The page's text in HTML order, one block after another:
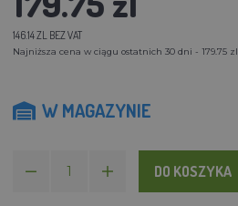
146.14 ZL BEZ VAT
Najniższa cena w ciągu ostatnich 30 dni - 179.75 zl
W MAGAZYNIE
DO KOSZYKA